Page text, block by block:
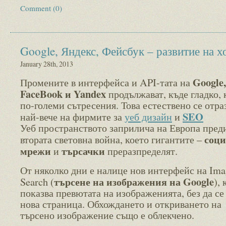
Comment (0)
Google, Яндекс, Фейсбук – развитие на
January 28th, 2013
Промените в интерфейса и API-тата наGoogle,
FaceBook и Yandexпродължават, къде гладко,
по-големи сътресения. Това естествено се
най-вече на фирмите зауеб дизайн и SEO
Уеб пространството заприлича на Европа
втората световна война, което гигантите –
мрежи и търсачки преразпределят.
От няколко дни е налице нов интерфейс на
Search (търсене на изображения на Google),
показва превютата на изображенията, без да
нова страница. Обхождането и откриването на
търсено изображение също е облекчено.